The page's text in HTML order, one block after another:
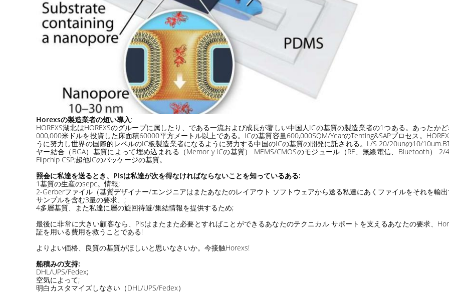
Horexsの製造業者の短い導入:
HOREXS湖北はHOREXSのグループに属したり、である一流および成長が著しい中国人ICの基質の製造業者の1つある。あったか
000,000米ドルを投資した床面積60000平方メートル以上である。ICの基質容量600,000SQM/YearのTenting&SAPプロセス。
うに努力し世界の国際的レベルのIC板製造業者になるように努力する中国のICの基質の開発に託される。L/S 20/20unの10/
ヤー結合（BGA）基質によって埋め込まれる（Memor y ICの基質） MEMS/CMOSのモジュール（RF、無線電信、Bluetooth）
Flipchip CSP;超他ICのパッケージの基質。
照会に私達を送るとき、Plsは私達が次を得なければならないことを知っているある:
1基質の生産のsepc。情報;
2-Gerberファイル（基質デザイナー/エンジニアはまたあなたのレイアウト ソフトウェアから送る私達にあくファイルをそれを輸出
サンプルを含む3量の要求、;
4多層基質、また私達に層の旋回待避/集結情報を提供するため;
最後に非常に大きい顧客なら、Plsはまたまた必要とすればことができるあなたのテクニカル サポートを支えるあなたの要求、
証を用いる費用を救うことである!
よりよい価格、良質の基質がほしいと思いなさいか。今接触Horexs!
船積みの支持:
DHL/UPS/Fedex;
空気によって;
明白カスタマイズしなさい（DHL/UPS/Fedex）